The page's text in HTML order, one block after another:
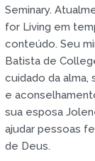
Seminary.
for Living em
conteúdo. Seu
Batista de
cuidado da alma,
e
sua esposa
ajudar pessoas
de Deus.